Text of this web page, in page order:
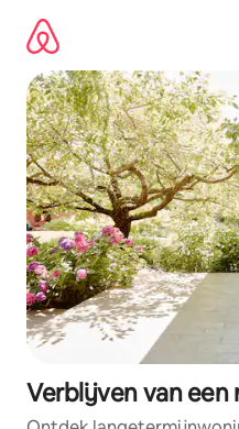
direct
naar
inhoud
Verblijven van een